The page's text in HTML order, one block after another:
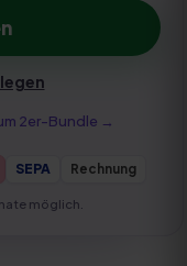
2er-Bundle →
SEPA Rechnung
möglich.